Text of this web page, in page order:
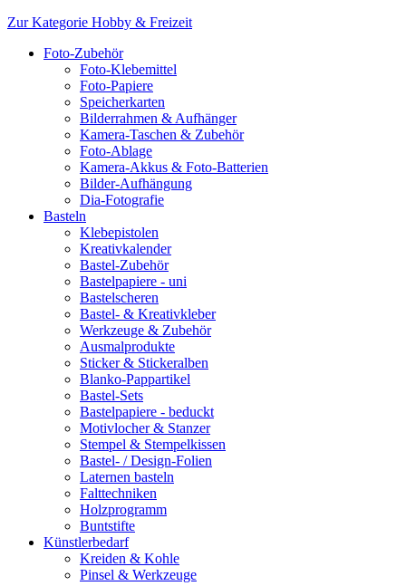
Zur Kategorie Hobby & Freizeit
Foto-Zubehör
Foto-Klebemittel
Foto-Papiere
Speicherkarten
Bilderrahmen & Aufhänger
Kamera-Taschen & Zubehör
Foto-Ablage
Kamera-Akkus & Foto-Batterien
Bilder-Aufhängung
Dia-Fotografie
Basteln
Klebepistolen
Kreativkalender
Bastel-Zubehör
Bastelpapiere - uni
Bastelscheren
Bastel- & Kreativkleber
Werkzeuge & Zubehör
Ausmalprodukte
Sticker & Stickeralben
Blanko-Pappartikel
Bastel-Sets
Bastelpapiere - beduckt
Motivlocher & Stanzer
Stempel & Stempelkissen
Bastel- / Design-Folien
Laternen basteln
Falttechniken
Holzprogramm
Buntstifte
Künstlerbedarf
Kreiden & Kohle
Pinsel & Werkzeuge